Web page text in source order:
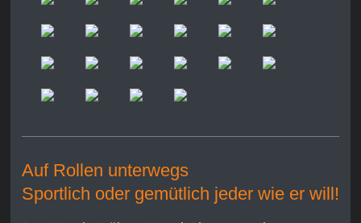
Auf Rollen unterwegs
Sportlich oder gemütlich jeder wie er will!